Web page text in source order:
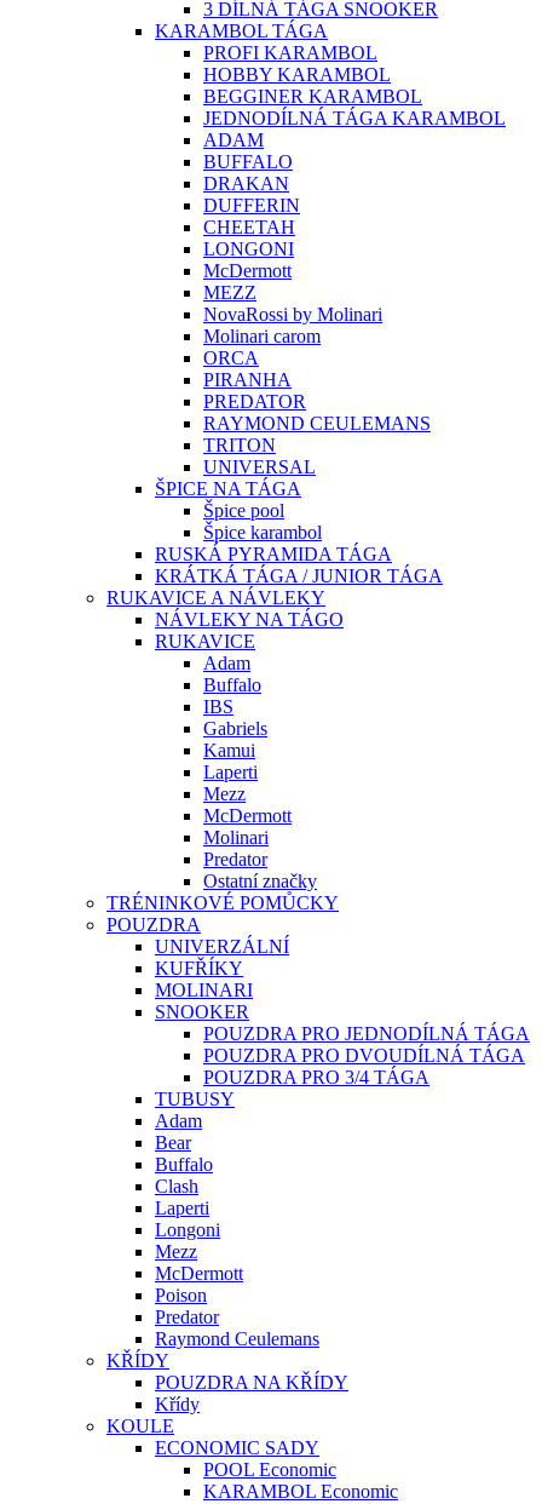
3 DÍLNÁ TÁGA SNOOKER
KARAMBOL TÁGA
PROFI KARAMBOL
HOBBY KARAMBOL
BEGGINER KARAMBOL
JEDNODÍLNÁ TÁGA KARAMBOL
ADAM
BUFFALO
DRAKAN
DUFFERIN
CHEETAH
LONGONI
McDermott
MEZZ
NovaRossi by Molinari
Molinari carom
ORCA
PIRANHA
PREDATOR
RAYMOND CEULEMANS
TRITON
UNIVERSAL
ŠPICE NA TÁGA
Špice pool
Špice karambol
RUSKÁ PYRAMIDA TÁGA
KRÁTKÁ TÁGA / JUNIOR TÁGA
RUKAVICE A NÁVLEKY
NÁVLEKY NA TÁGO
RUKAVICE
Adam
Buffalo
IBS
Gabriels
Kamui
Laperti
Mezz
McDermott
Molinari
Predator
Ostatní značky
TRÉNINKOVÉ POMŮCKY
POUZDRA
UNIVERZÁLNÍ
KUFŘÍKY
MOLINARI
SNOOKER
POUZDRA PRO JEDNODÍLNÁ TÁGA
POUZDRA PRO DVOUDÍLNÁ TÁGA
POUZDRA PRO 3/4 TÁGA
TUBUSY
Adam
Bear
Buffalo
Clash
Laperti
Longoni
Mezz
McDermott
Poison
Predator
Raymond Ceulemans
KŘÍDY
POUZDRA NA KŘÍDY
Křídy
KOULE
ECONOMIC SADY
POOL Economic
KARAMBOL Economic